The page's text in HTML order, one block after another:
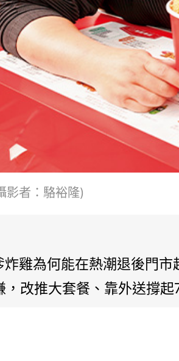
者：駱裕隆)
雞為何能在熱潮退後門
改推大套餐、靠外送撐